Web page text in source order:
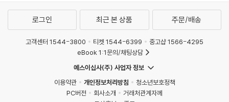
로그인 최근 본 상품 주문/배송
고객센터 1544-3800 티켓 1544-6399
중고샵 1566-4295
eBook 1:1문의/채팅상담
예스이십사(주) 사업자 정보
이용약관
개인정보처리방침
청소년보호정책
PC버전
회사소개
거래처관계자께